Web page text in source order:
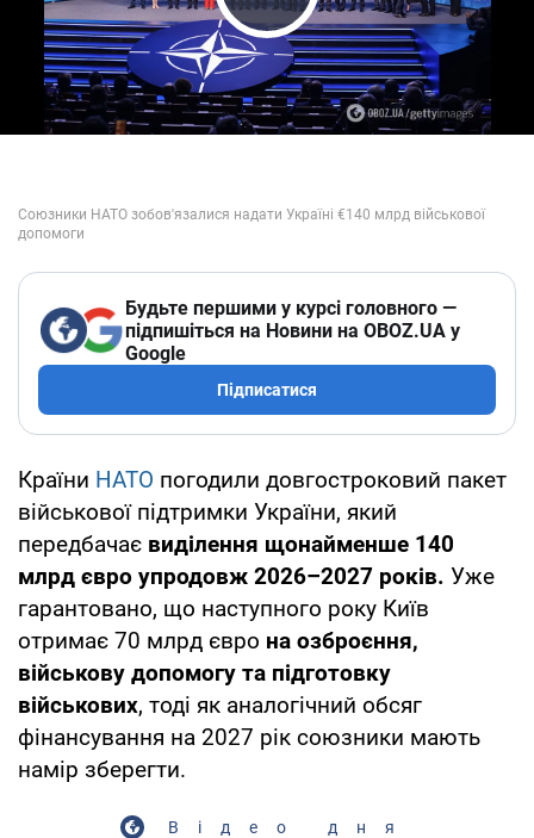
Play Video
Будьте першими у курсі головного —
підпишіться на Новини на OBOZ.UA у
Google
Підписатися
Країни НАТО погодили довгостроковий пакет
військової підтримки України, який
передбачає виділення щонайменше 140
млрд євро упродовж 2026–2027 років. Уже
гарантовано, що наступного року Київ
отримає 70 млрд євро на озброєння,
військову допомогу та підготовку
військових, тоді як аналогічний обсяг
фінансування на 2027 рік союзники мають
намір зберегти.
Відео дня